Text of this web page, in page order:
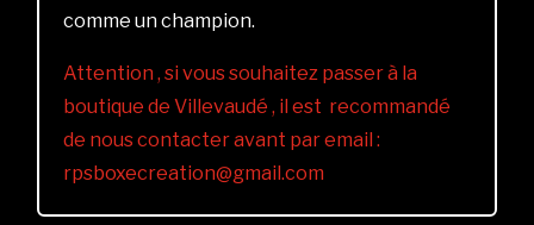
comme un champion.
Attention , si vous souhaitez passer à la
boutique de Villevaudé , il est recommandé
de nous contacter avant par email :
rpsboxecreation@gmail.com